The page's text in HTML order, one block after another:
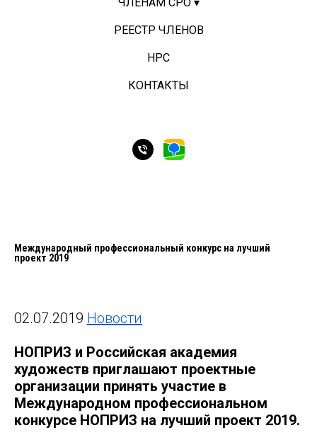
РЕЕСТР ЧЛЕНОВ
НРС
КОНТАКТЫ
Международный профессиональный конкурс на лучший
проект 2019
02.07.2019 Новости
НОПРИЗ и Российская академия
художеств приглашают проектные
организации принять участие в
Международном профессиональном
конкурсе НОПРИЗ на лучший проект 2019.